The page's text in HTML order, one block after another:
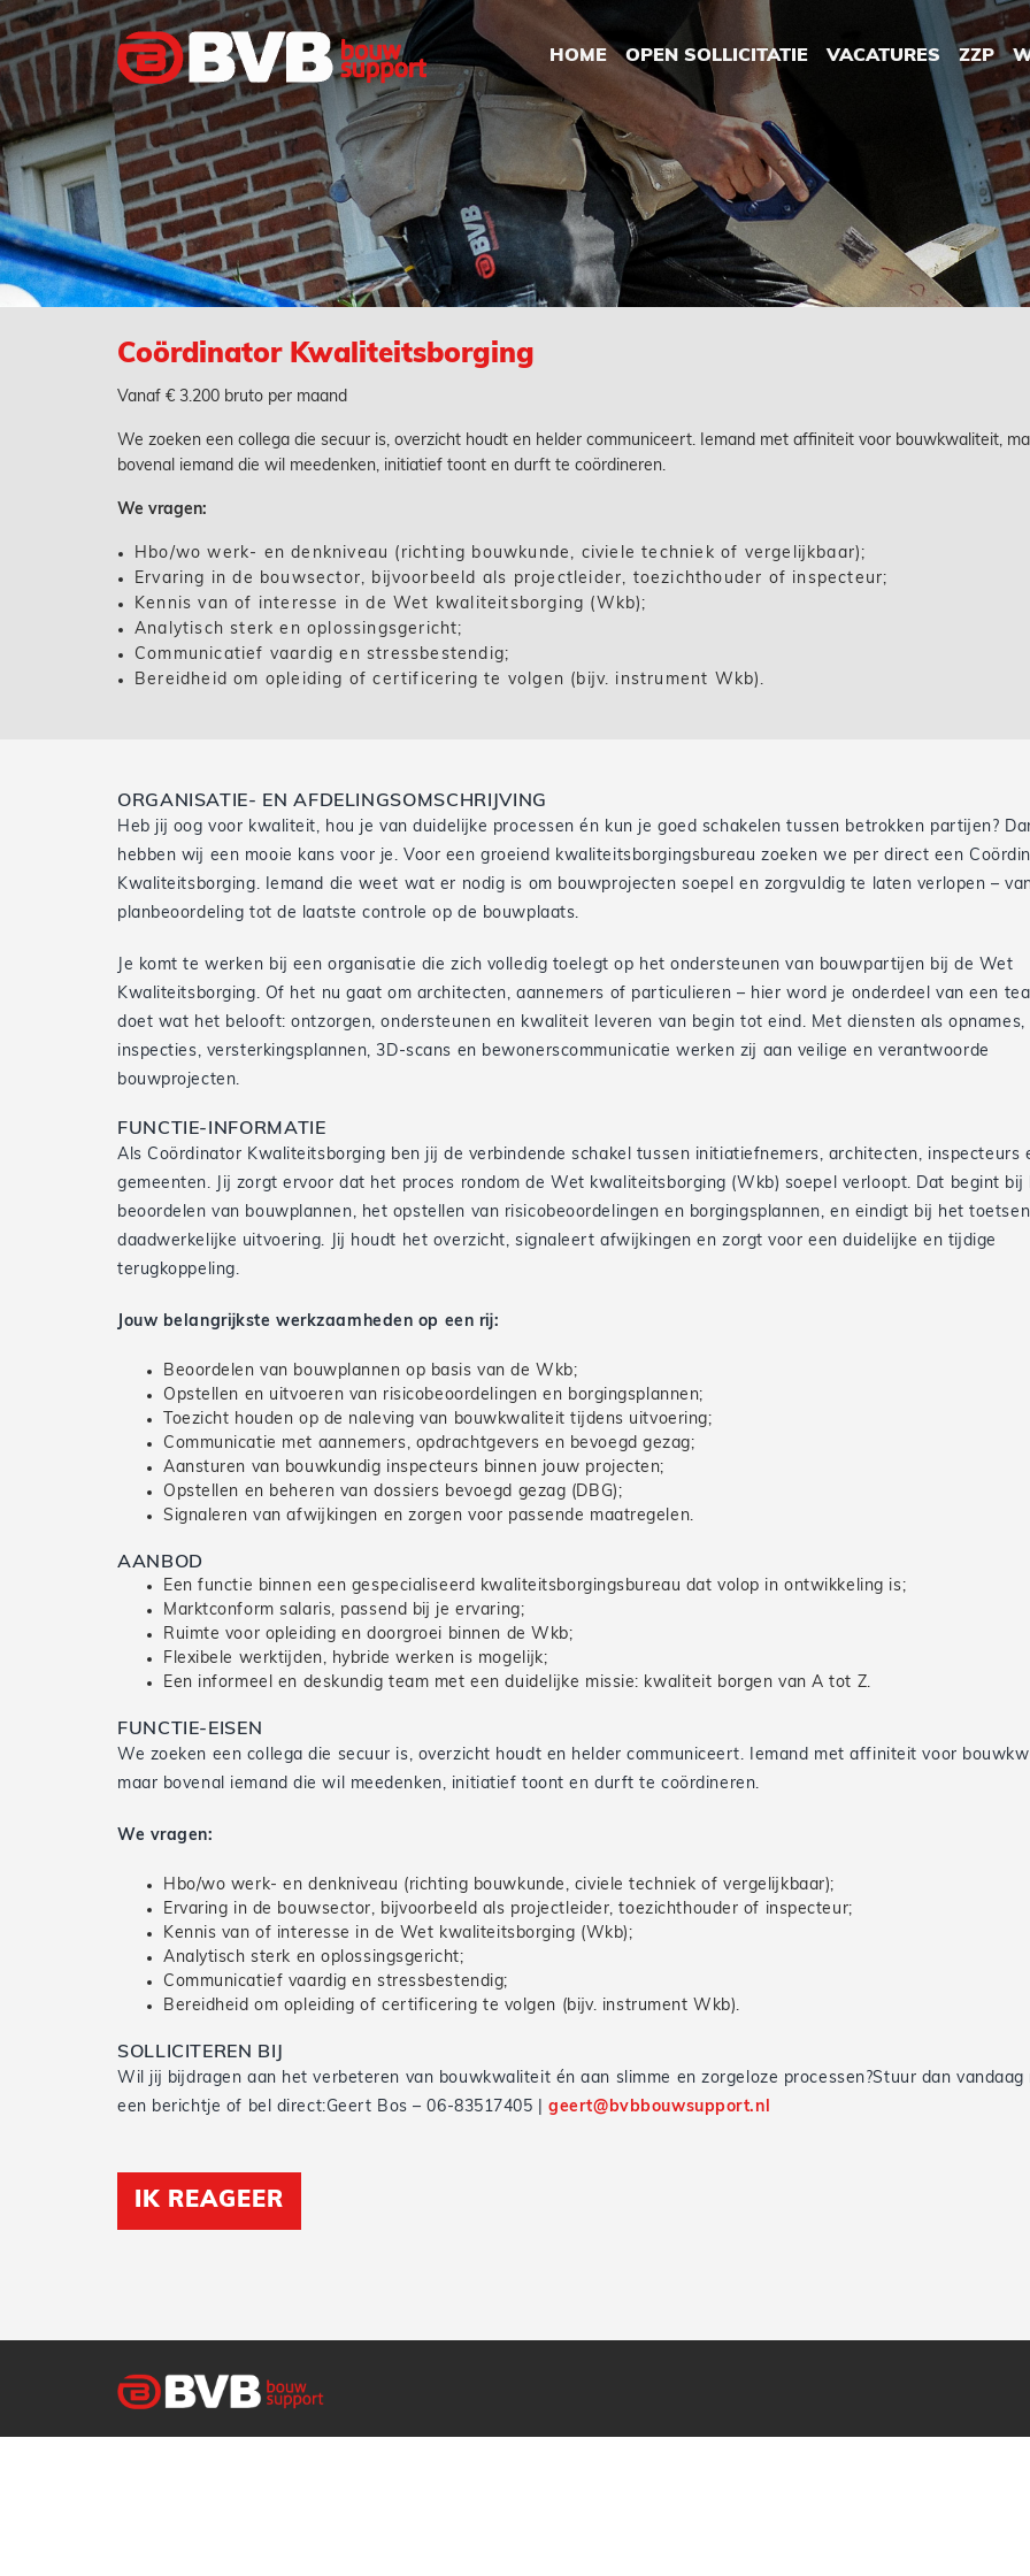
HOME OPEN SOLLICITATIE VACATURES ZZP
Coördinator Kwaliteitsborging
Vanaf € 3.200 bruto per maand
We zoeken een collega die secuur is, overzicht houdt en helder communiceert. Iemand met affiniteit voor bouwkwaliteit,
bovenal iemand die wil meedenken, initiatief toont en durft te coördineren.
We vragen:
Hbo/wo werk- en denkniveau (richting bouwkunde, civiele techniek of vergelijkbaar);
Ervaring in de bouwsector, bijvoorbeeld als projectleider, toezichthouder of inspecteur;
Kennis van of interesse in de Wet kwaliteitsborging (Wkb);
Analytisch sterk en oplossingsgericht;
Communicatief vaardig en stressbestendig;
Bereidheid om opleiding of certificering te volgen (bijv. instrument Wkb).
ORGANISATIE- EN AFDELINGSOMSCHRIJVING
Heb jij oog voor kwaliteit, hou je van duidelijke processen én kun je goed schakelen tussen betrokken partijen?
hebben wij een mooie kans voor je. Voor een groeiend kwaliteitsborgingsbureau zoeken we per direct een
Kwaliteitsborging. Iemand die weet wat er nodig is om bouwprojecten soepel en zorgvuldig te laten verlopen –
planbeoordeling tot de laatste controle op de bouwplaats.
Je komt te werken bij een organisatie die zich volledig toelegt op het ondersteunen van bouwpartijen bij de Wet
Kwaliteitsborging. Of het nu gaat om architecten, aannemers of particulieren – hier word je onderdeel van een
doet wat het belooft: ontzorgen, ondersteunen en kwaliteit leveren van begin tot eind. Met diensten als opnames,
inspecties, versterkingsplannen, 3D-scans en bewonerscommunicatie werken zij aan veilige en verantwoorde
bouwprojecten.
FUNCTIE-INFORMATIE
Als Coördinator Kwaliteitsborging ben jij de verbindende schakel tussen initiatiefnemers, architecten, inspecteurs
gemeenten. Jij zorgt ervoor dat het proces rondom de Wet kwaliteitsborging (Wkb) soepel verloopt. Dat begint bij
beoordelen van bouwplannen, het opstellen van risicobeoordelingen en borgingsplannen, en eindigt bij het
daadwerkelijke uitvoering. Jij houdt het overzicht, signaleert afwijkingen en zorgt voor een duidelijke en tijdige
terugkoppeling.
Jouw belangrijkste werkzaamheden op een rij:
Beoordelen van bouwplannen op basis van de Wkb;
Opstellen en uitvoeren van risicobeoordelingen en borgingsplannen;
Toezicht houden op de naleving van bouwkwaliteit tijdens uitvoering;
Communicatie met aannemers, opdrachtgevers en bevoegd gezag;
Aansturen van bouwkundig inspecteurs binnen jouw projecten;
Opstellen en beheren van dossiers bevoegd gezag (DBG);
Signaleren van afwijkingen en zorgen voor passende maatregelen.
AANBOD
Een functie binnen een gespecialiseerd kwaliteitsborgingsbureau dat volop in ontwikkeling is;
Marktconform salaris, passend bij je ervaring;
Ruimte voor opleiding en doorgroei binnen de Wkb;
Flexibele werktijden, hybride werken is mogelijk;
Een informeel en deskundig team met een duidelijke missie: kwaliteit borgen van A tot Z.
FUNCTIE-EISEN
We zoeken een collega die secuur is, overzicht houdt en helder communiceert. Iemand met affiniteit voor
maar bovenal iemand die wil meedenken, initiatief toont en durft te coördineren.
We vragen:
Hbo/wo werk- en denkniveau (richting bouwkunde, civiele techniek of vergelijkbaar);
Ervaring in de bouwsector, bijvoorbeeld als projectleider, toezichthouder of inspecteur;
Kennis van of interesse in de Wet kwaliteitsborging (Wkb);
Analytisch sterk en oplossingsgericht;
Communicatief vaardig en stressbestendig;
Bereidheid om opleiding of certificering te volgen (bijv. instrument Wkb).
SOLLICITEREN BIJ
Wil jij bijdragen aan het verbeteren van bouwkwaliteit én aan slimme en zorgeloze processen?Stuur dan vandaag
een berichtje of bel direct:Geert Bos – 06-83517405 |geert@bvbbouwsupport.nl
IK REAGEER